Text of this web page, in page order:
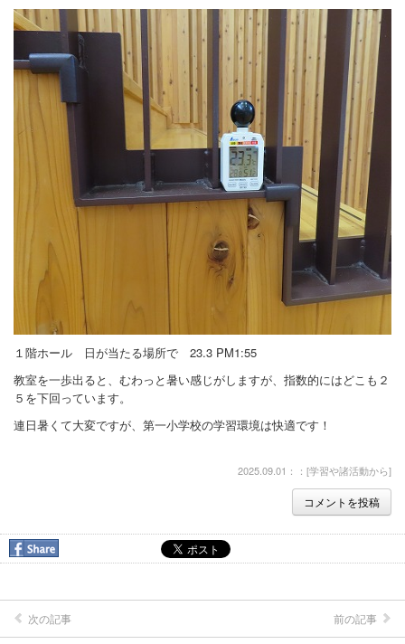
１階ホール 日が当たる場所で 23.3 PM1:55
教室を一歩出ると、むわっと暑い感じがしますが、指数的にはどこも２
５を下回っています。
連日暑くて大変ですが、第一小学校の学習環境は快適です！
2025.09.01：：[学習や諸活動から]
コメントを投稿
次の記事 前の記事